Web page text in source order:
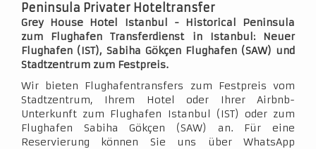
Peninsula Privater Hoteltransfer
Grey House Hotel Istanbul - Historical Peninsula
zum Flughafen Transferdienst in Istanbul: Neuer
Flughafen (IST), Sabiha Gökçen Flughafen (SAW) und
Stadtzentrum zum Festpreis.
Wir bieten Flughafentransfers zum Festpreis vom
Stadtzentrum, Ihrem Hotel oder Ihrer Airbnb-
Unterkunft zum Flughafen Istanbul (IST) oder zum
Flughafen Sabiha Gökçen (SAW) an. Für eine
Reservierung können Sie uns über WhatsApp